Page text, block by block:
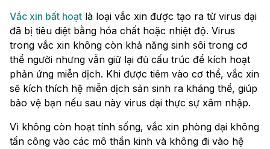
Vắc xin bất hoạt là loại vắc xin được tạo ra từ virus dại
đã bị tiêu diệt bằng hóa chất hoặc nhiệt độ. Virus
trong vắc xin không còn khả năng sinh sôi trong cơ
thể người nhưng vẫn giữ lại đủ cấu trúc để kích hoạt
phản ứng miễn dịch. Khi được tiêm vào cơ thể, vắc xin
sẽ kích thích hệ miễn dịch sản sinh ra kháng thể, giúp
bảo vệ bạn nếu sau này virus dại thực sự xâm nhập.
Vì không còn hoạt tính sống, vắc xin phòng dại không
tấn công vào các mô thần kinh và không đi vào hệ